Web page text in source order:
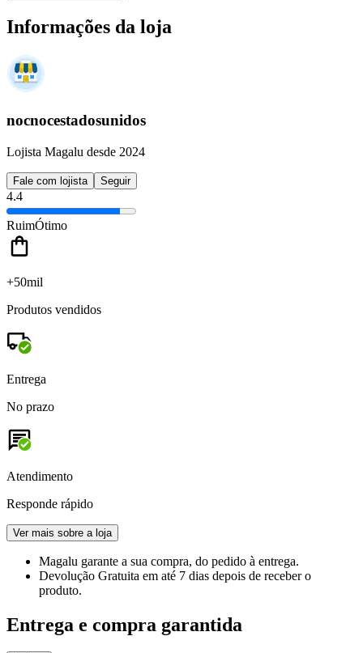
Informações da loja
nocnocestadosunidos
Lojista Magalu desde 2024
Fale com lojista Seguir
4.4
RuimÓtimo
+50mil
Produtos vendidos
Entrega
No prazo
Atendimento
Responde rápido
Ver mais sobre a loja
Magalu garante a sua compra, do pedido à entrega.
Devolução Gratuita em até 7 dias depois de receber o
produto.
Entrega e compra garantida